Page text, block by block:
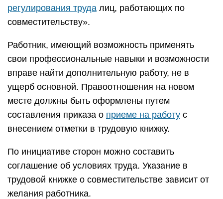
регулирования труда лиц, работающих по
совместительству».
Работник, имеющий возможность применять
свои профессиональные навыки и возможности
вправе найти дополнительную работу, не в
ущерб основной. Правоотношения на новом
месте должны быть оформлены путем
составления приказа о приеме на работу с
внесением отметки в трудовую книжку.
По инициативе сторон можно составить
соглашение об условиях труда. Указание в
трудовой книжке о совместительстве зависит от
желания работника.